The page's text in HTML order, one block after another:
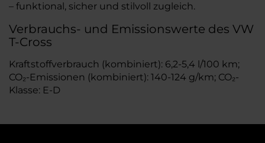
– funktional, sicher und stilvoll zugleich.
Verbrauchs- und Emissionswerte des VW
T-Cross
Kraftstoffverbrauch (kombiniert): 6,2-5,4 l/100 km;
CO₂-Emissionen (kombiniert): 140-124 g/km; CO₂-
Klasse: E-D